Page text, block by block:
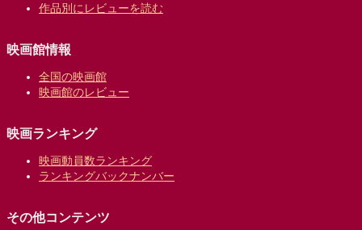
作品別にレビューを読む
映画館情報
全国の映画館
映画館のレビュー
映画ランキング
映画動員数ランキング
ランキングバックナンバー
その他コンテンツ